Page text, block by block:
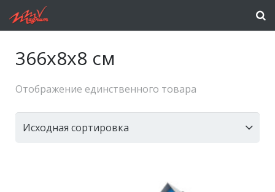
366x8x8 см
Отображение единственного товара